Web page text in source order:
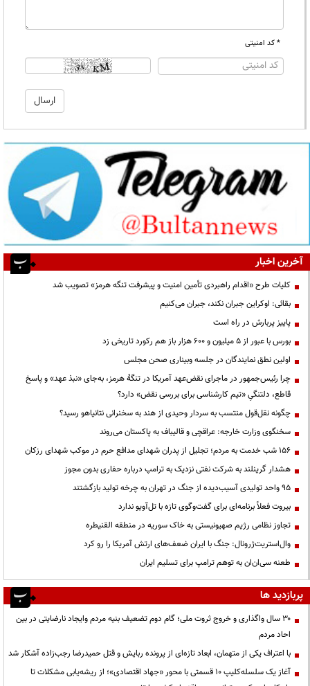
* کد امنیتی
آخرین اخبار
کلیات طرح «اقدام راهبردی تأمین امنیت و پیشرفت تنگه هرمز» تصویب شد
بقائی: اوکراین جبران نکند، جبران می‌کنیم
پاییز پربارش در راه است
بورس با عبور از ۵ میلیون و ۶۰۰ هزار باز هم رکورد تاریخی زد
اولین نطق نمایندگان در جلسه وبیناری صحن مجلس
چرا رئیس‌جمهور در ماجرای نقض‌عهد آمریکا در تنگهٔ هرمز، به‌جای «نبذ عهد» و پاسخ
قاطع، دلتنگیِ «تیم کارشناسی برای بررسی نقض» دارد؟
چگونه نقل‌قول منتسب به سردار وحیدی از هند به سخنرانی نتانیاهو رسید؟
سخنگوی وزارت خارجه: عراقچی و قالیباف به پاکستان می‌روند
۱۵۶ شب خدمت به مردم؛ تجلیل از پدران شهدای مدافع حرم در موکب شهدای رزکان
هشدار گرینلند به شرکت نفتی نزدیک به ترامپ درباره حفاری بدون مجوز
95 واحد تولیدی آسیب‌دیده از جنگ در تهران به چرخه تولید بازگشتند
بیروت فعلاً برنامه‌ای برای گفت‌وگوی تازه با تل‌آویو ندارد
تجاوز نظامی رژیم صهیونیستی به خاک سوریه در منطقه القنیطره
وال‌استریت‌ژرونال: جنگ با ایران ضعف‌های ارتش آمریکا را رو کرد
طعنه سی‌ان‌ان به توهم ترامپ برای تسلیم ایران
پربازدید ها
۳۰ سال واگذاری و خروج ثروت ملی؛ گام دوم تضعیف بنیه مردم وایجاد نارضایتی در بین
احاد مردم
با اعتراف یکی از متهمان، ابعاد تازه‌ای از پرونده ربایش و قتل حمیدرضا رجب‌زاده آشکار شد
آغاز یک سلسله‌کلیپ ۱۰ قسمتی با محور «جهاد اقتصادی»؛ از ریشه‌یابی مشکلات تا